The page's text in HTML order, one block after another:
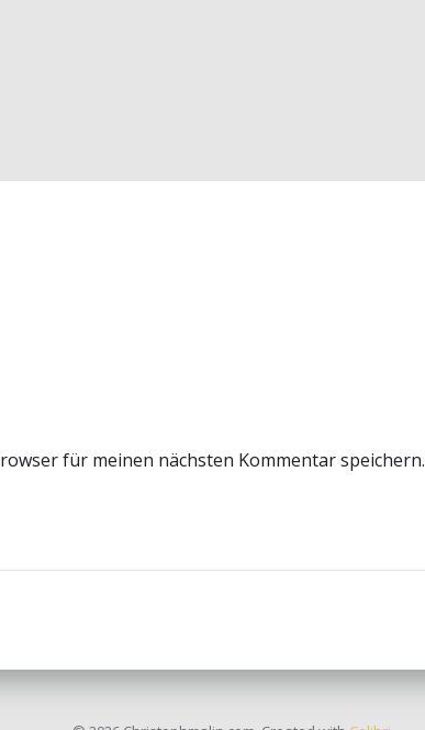
für meinen nächsten Kommentar speichern.